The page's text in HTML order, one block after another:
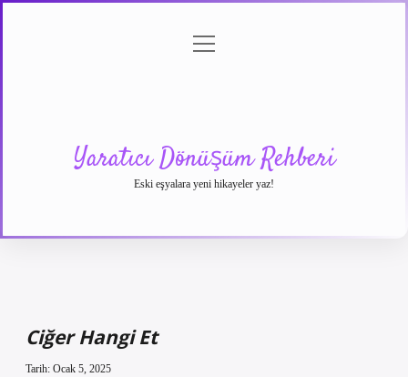
menüyü
Yaratıcı Dönüşüm Rehberi
Eski eşyalara yeni hikayeler yaz!
Ciğer Hangi Et
Tarih: Ocak 5, 2025